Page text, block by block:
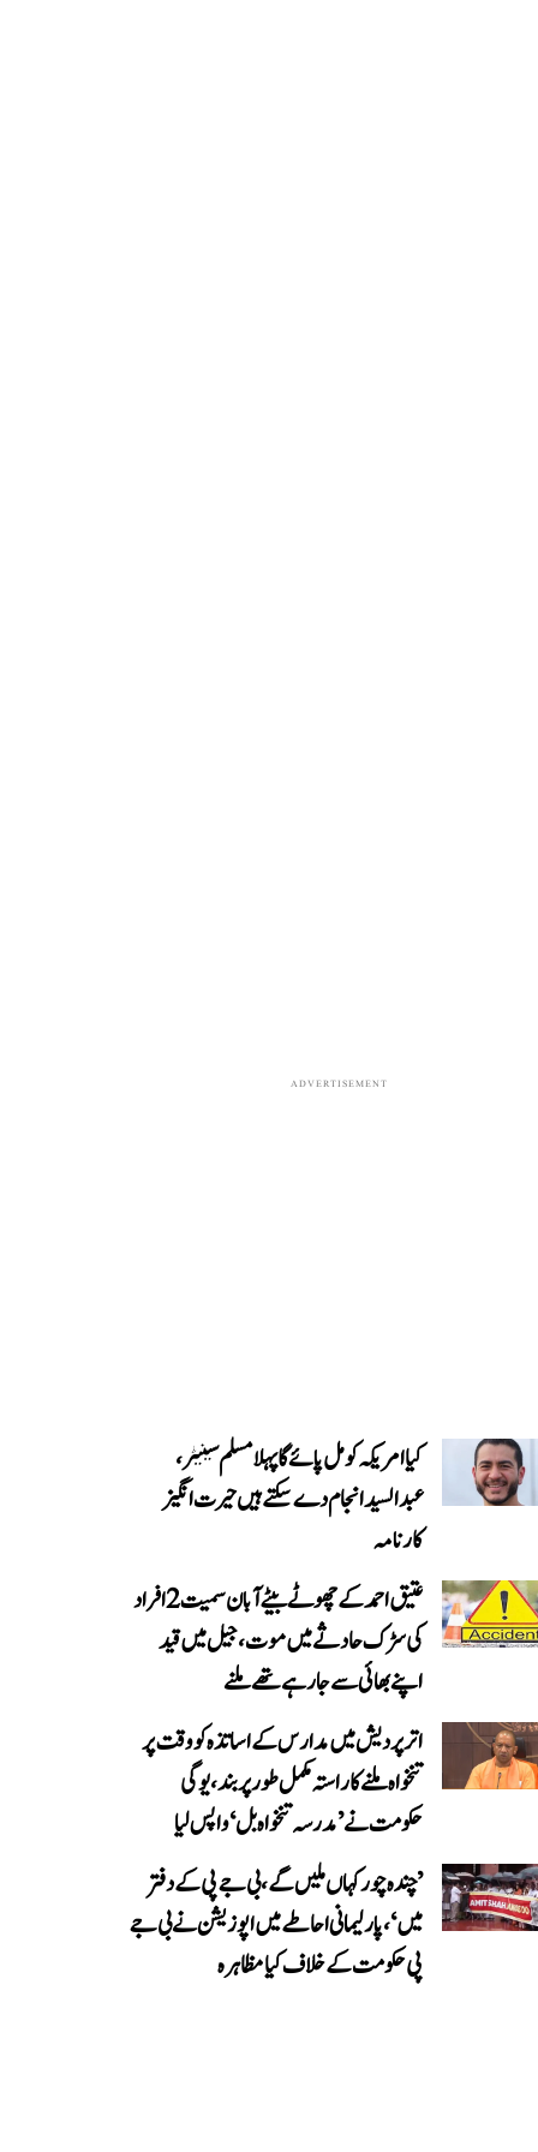
ADVERTISEMENT
کیا امریکہ کو مل پائے گا پہلا مسلم سینیٹر،
عبدالسید انجام دے سکتے ہیں حیرت انگیز
کارنامہ
عتیق احمد کے چھوٹے بیٹے آبان سمیت 2 افراد
کی سڑک حادثے میں موت، جیل میں قید
اپنے بھائی سے جا رہے تھے ملنے
اتر پردیش میں مدارس کے اساتذہ کو وقت پر
تنخواہ ملنے کا راستہ مکمل طور پر بند، یوگی
حکومت نے ’مدرسہ تنخواہ بل‘ واپس لیا
’چندہ چور کہاں ملیں گے، بی جے پی کے دفتر
میں‘، پارلیمانی احاطے میں اپوزیشن نے بی جے
پی حکومت کے خلاف کیا مظاہرہ